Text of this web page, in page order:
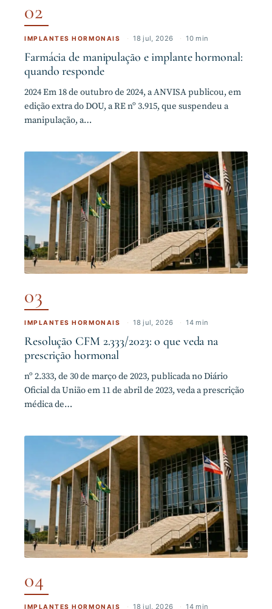
02
IMPLANTES HORMONAIS · 18 jul, 2026 · 10 min
Farmácia de manipulação e implante hormonal:
quando responde
2024 Em 18 de outubro de 2024, a ANVISA publicou, em
edição extra do DOU, a RE nº 3.915, que suspendeu a
manipulação, a…
03
IMPLANTES HORMONAIS · 18 jul, 2026 · 14 min
Resolução CFM 2.333/2023: o que veda na
prescrição hormonal
nº 2.333, de 30 de março de 2023, publicada no Diário
Oficial da União em 11 de abril de 2023, veda a prescrição
médica de…
04
IMPLANTES HORMONAIS · 18 jul, 2026 · 14 min